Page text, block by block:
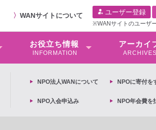
〉 WANサイトについて ユーザー登録
※WANサイトのユーザ
お役⽴ち情報
INFORMATION
アーカイ
ARCHIVES
NPO法⼈WANについて NPOに寄付を
NPO入会申込み NPO年会費を